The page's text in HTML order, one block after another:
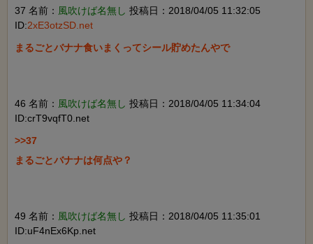
37 名前： 風吹けば名無し 投稿日：2018/04/05 11:32:05
ID:2xE3otzSD.net
まるごとバナナ食いまくってシール貯めたんやで
46 名前： 風吹けば名無し 投稿日：2018/04/05 11:34:04
ID:crT9vqfT0.net
>>37
まるごとバナナは何点や？
49 名前： 風吹けば名無し 投稿日：2018/04/05 11:35:01
ID:uF4nEx6Kp.net